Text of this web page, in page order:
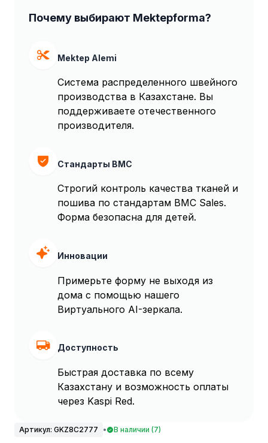
Почему выбирают Mektepforma?
Mektep Alemi
Система распределенного швейного
производства в Казахстане. Вы
поддерживаете отечественного
производителя.
Стандарты BMC
Строгий контроль качества тканей и
пошива по стандартам BMC Sales.
Форма безопасна для детей.
Инновации
Примерьте форму не выходя из
дома с помощью нашего
Виртуального AI-зеркала.
Доступность
Быстрая доставка по всему
Казахстану и возможность оплаты
через Kaspi Red.
Артикул: GKZ8C2777 • В наличии (7)